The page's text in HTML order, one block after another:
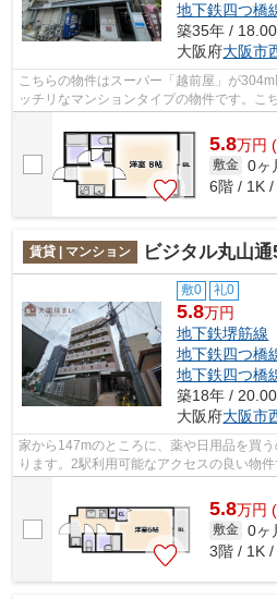
地下鉄四つ橋
築35年 /
大阪府大阪市
こちらの物件はスーパー「越前屋」が
ッチリなマンションタイプの物件です。こ
5.8万円
敷金 0ヶ
6階 / 1K /
賃貸 | マンション ビジタル丸山通
敷0 礼0
5.8万円
地下鉄堺筋線
地下鉄四つ橋
地下鉄四つ橋
築18年 /
大阪府大阪市
家から147mのところに、薬や日用品を買
ります。2駅利用可能なアクセスの良い物
5.8万円
敷金 0ヶ
3階 / 1K /